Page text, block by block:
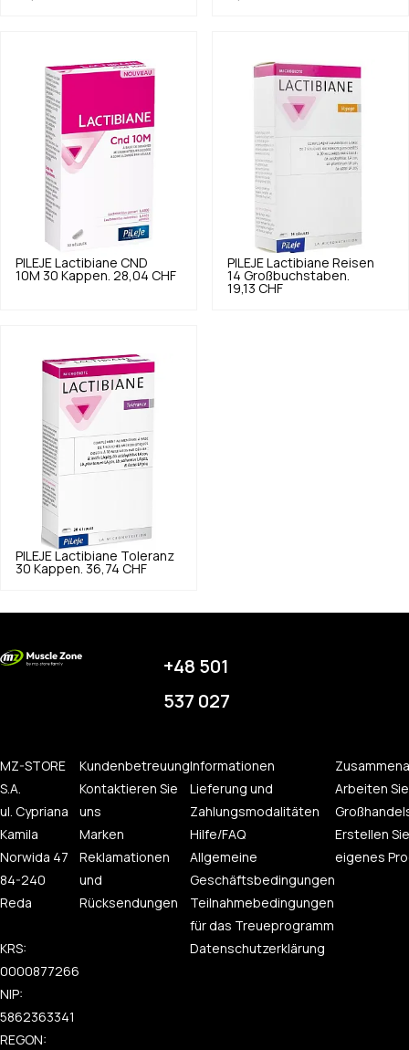
PILEJE Lactibiane CND
10M 30 Kappen. 28,04 CHF
PILEJE Lactibiane Reisen
14 Großbuchstaben.
19,13 CHF
PILEJE
Lactibiane Toleranz
30 Kappen. 36,74 CHF
+48 501
537 027
MZ-STORE
S.A.
ul. Cypriana
Kamila
Norwida 47
84-240
Reda
KRS:
0000877266
NIP:
5862363341
REGON:
Kundenbetreuung
Kontaktieren Sie
uns
Marken
Reklamationen
und
Rücksendungen
Informationen
Lieferung und
Zahlungsmodalitäten
Hilfe/FAQ
Allgemeine
Geschäftsbedingungen
Teilnahmebedingungen
für das Treueprogramm
Datenschutzerklärung
Arbeiten
Erstellen
eigenes